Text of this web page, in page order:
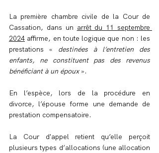
La première chambre civile de la Cour de
Cassation, dans un arrêt du 11 septembre
2024 affirme, en toute logique que non : les
prestations « destinées à l’entretien des
enfants, ne constituent pas des revenus
bénéficiant à un époux ».
En l’espèce, lors de la procédure en
divorce, l’épouse forme une demande de
prestation compensatoire.
La Cour d'appel retient qu’elle perçoit
plusieurs types d’allocations (une allocation